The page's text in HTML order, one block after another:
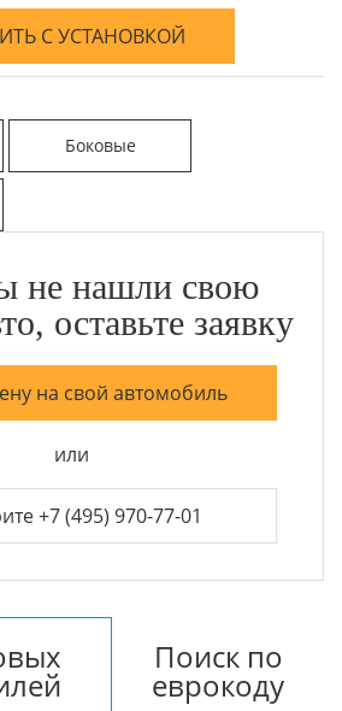
С УСТАНОВКОЙ
Боковые
не нашли свою
оставьте заявку
на свой автомобиль
или
+7 (495) 970-77-01
Поиск по
еврокоду